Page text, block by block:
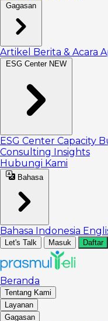
Gagasan
Artikel Berita & Acara
ESG Center NEW
ESG Center Capacity
Consulting Insights
Hubungi Kami
Bahasa
Bahasa Indonesia
Let's Talk Masuk Daftar
Beranda
Tentang Kami
Layanan
Gagasan